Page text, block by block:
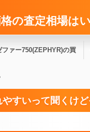
の査定相場は
ファー750(ZEPHYR)の買
格の査定相場はいくらく
らいか？
すいって聞くけど